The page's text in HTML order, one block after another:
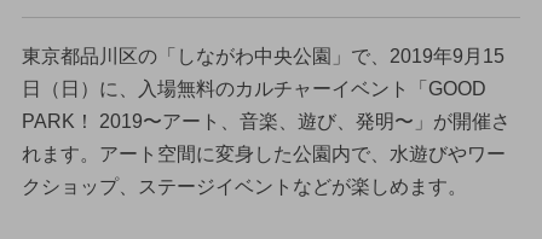
東京都品川区の「しながわ中央公園」で、2019年9月15
日（日）に、入場無料のカルチャーイベント「GOOD
PARK！ 2019〜アート、音楽、遊び、発明〜」が開催さ
れます。アート空間に変身した公園内で、水遊びやワー
クショップ、ステージイベントなどが楽しめます。